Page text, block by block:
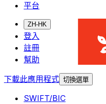
平台
ZH-HK
登入
註冊
幫助
下載此應用程式 切換選單
SWIFT/BIC